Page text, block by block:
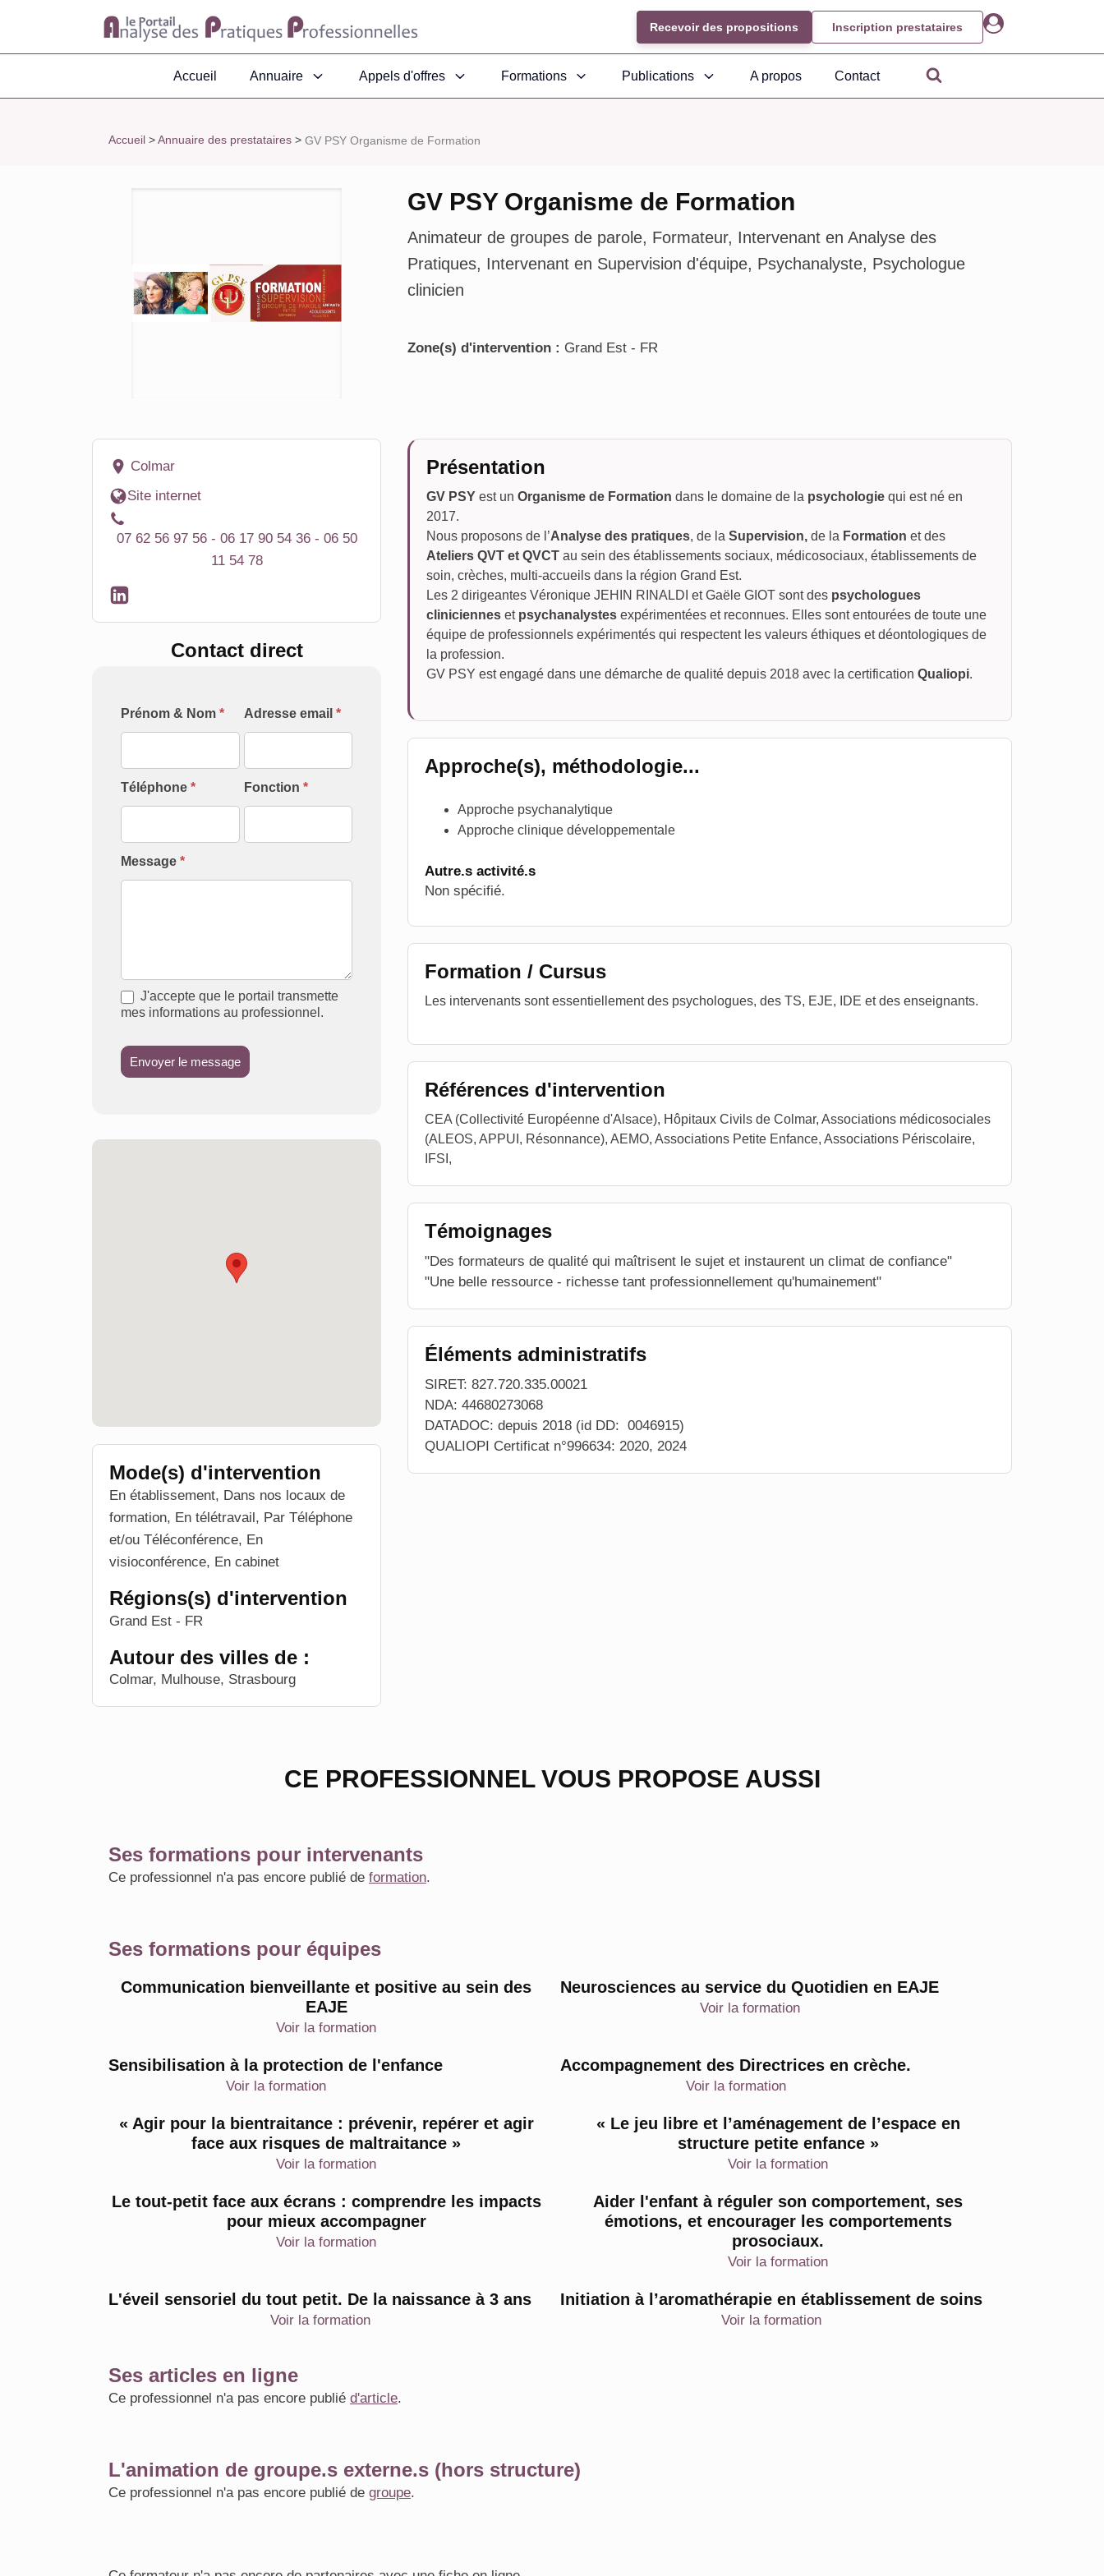
Recevoir des propositions Inscription prestataires
Accueil Annuaire Appels d'offres Formations Publications A propos Contact
Accueil >Annuaire des prestataires > GV PSY Organisme de Formation
GV PSY Organisme de Formation
Animateur de groupes de parole, Formateur, Intervenant en Analyse des
Pratiques, Intervenant en Supervision d'équipe, Psychanalyste, Psychologue
clinicien
Zone(s) d'intervention : Grand Est - FR
Colmar
Site internet
07 62 56 97 56 - 06 17 90 54 36 - 06 50
11 54 78
Contact direct
Formulaire
[Contact
Prénom & Nom * Adresse email*
Téléphone * Fonction*
Message *
J'accepte que le portail transmette
mes informations au professionnel.
Envoyer le message
Mode(s) d'intervention
En établissement, Dans nos locaux de
formation, En télétravail, Par Téléphone
et/ou Téléconférence, En
visioconférence, En cabinet
Régions(s) d'intervention
Grand Est - FR
Autour des villes de :
Colmar, Mulhouse, Strasbourg
Présentation
GV PSY est un Organisme de Formation dans le domaine de la psychologie qui est né en
2017.
Nous proposons de l’Analyse des pratiques, de la Supervision, de la Formation et des
Ateliers QVT et QVCT au sein des établissements sociaux, médicosociaux, établissements de
soin, crèches, multi-accueils dans la région Grand Est.
Les 2 dirigeantes Véronique JEHIN RINALDI et Gaële GIOT sont des psychologues
cliniciennes et psychanalystes expérimentées et reconnues. Elles sont entourées de toute une
équipe de professionnels expérimentés qui respectent les valeurs éthiques et déontologiques de
la profession.
GV PSY est engagé dans une démarche de qualité depuis 2018 avec la certification Qualiopi.
Approche(s), méthodologie...
Approche psychanalytique
Approche clinique développementale
Autre.s activité.s
Non spécifié.
Formation / Cursus
Les intervenants sont essentiellement des psychologues, des TS, EJE, IDE et des enseignants.
Références d'intervention
CEA (Collectivité Européenne d'Alsace), Hôpitaux Civils de Colmar, Associations médicosociales
(ALEOS, APPUI, Résonnance), AEMO, Associations Petite Enfance, Associations Périscolaire,
IFSI,
Témoignages
"Des formateurs de qualité qui maîtrisent le sujet et instaurent un climat de confiance"
"Une belle ressource - richesse tant professionnellement qu'humainement"
Éléments administratifs
SIRET: 827.720.335.00021
NDA: 44680273068
DATADOC: depuis 2018 (id DD: 0046915)
QUALIOPI Certificat n°996634: 2020, 2024
CE PROFESSIONNEL VOUS PROPOSE AUSSI
Ses formations pour intervenants
Ce professionnel n'a pas encore publié de formation.
Ses formations pour équipes
Communication bienveillante et positive au sein des
EAJE
Voir la formation
Neurosciences au service du Quotidien en EAJE
Voir la formation
Sensibilisation à la protection de l'enfance
Voir la formation
Accompagnement des Directrices en crèche.
Voir la formation
« Agir pour la bientraitance : prévenir, repérer et agir
face aux risques de maltraitance »
Voir la formation
« Le jeu libre et l’aménagement de l’espace en
structure petite enfance »
Voir la formation
Le tout-petit face aux écrans : comprendre les impacts
pour mieux accompagner
Voir la formation
Aider l'enfant à réguler son comportement, ses
émotions, et encourager les comportements
prosociaux.
Voir la formation
L'éveil sensoriel du tout petit. De la naissance à 3 ans
Voir la formation
Initiation à l’aromathérapie en établissement de soins
Voir la formation
Ses articles en ligne
Ce professionnel n'a pas encore publié d'article.
L'animation de groupe.s externe.s (hors structure)
Ce professionnel n'a pas encore publié de groupe.